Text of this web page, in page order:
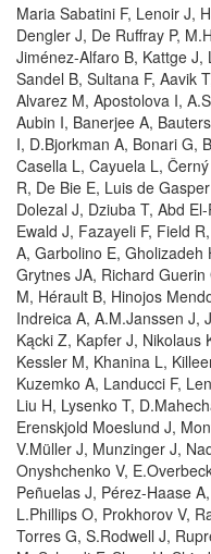
Maria Sabatini F, Lenoir J,
Dengler J, De Ruffray P,
Jiménez-Alfaro B, Kattge J,
Sandel B, Sultana F, Aavik
Alvarez M, Apostolova I,
Aubin I, Banerjee A,
I, D.Bjorkman A, Bonari G,
Casella L, Cayuela L,
R, De Bie E, Luis de
Dolezal J, Dziuba T, Abd
Ewald J, Fazayeli F, Field
A, Garbolino E, Gholizadeh
Grytnes JA, Richard
M, Hérault B, Hinojos
Indreica A, A.M.Janssen J,
Kącki Z, Kapfer J, Nikolaus
Kessler M, Khanina L,
Kuzemko A, Landucci F,
Liu H, Lysenko T,
Erenskjold Moeslund J,
V.Müller J, Munzinger J,
Onyshchenko V,
Peñuelas J, Pérez-Haase
L.Phillips O, Prokhorov V,
Torres G, S.Rodwell J,